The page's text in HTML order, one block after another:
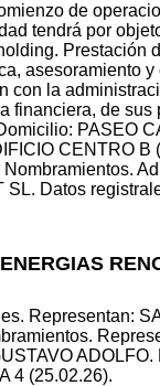
de
tendrá por
Prestación
asesoramiento
con la
financiera, de sus
PASEO
CENTRO B
SL. Datos
Representan:
4 (25.02.26).